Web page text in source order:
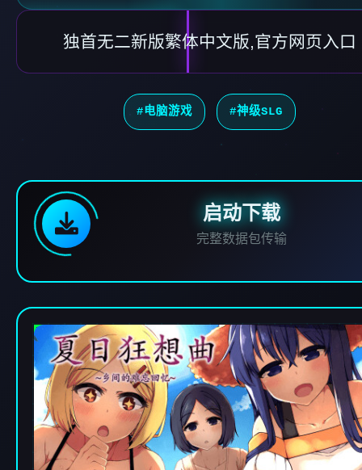
独首无二新版繁体中文版,官方网页入口
#电脑游戏 #神级SLG
启动下载
完整数据包传输